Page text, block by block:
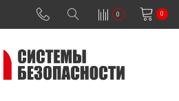
0 0